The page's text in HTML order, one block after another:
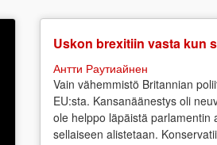
Uskon brexitiin vasta kun
Антти Раутиайнен
Vain vähemmistö Britannian
EU:sta. Kansanäänestys oli
ole helppo läpäistä parlamentin
sellaiseen alistetaan.